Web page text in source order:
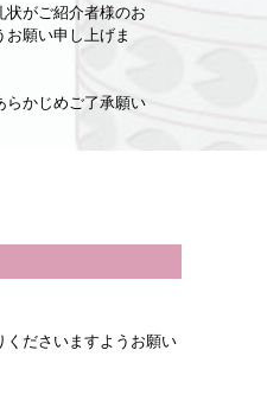
がご紹介者様のお
願い申し上げま
かじめご了承願い
ださいますようお願い